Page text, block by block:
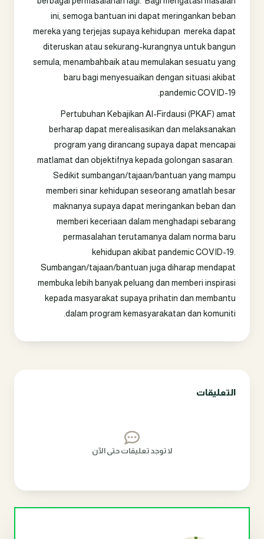
ini, semoga bantuan ini dapat meringankan beban
mereka yang terjejas supaya kehidupan mereka dapat
diteruskan atau sekurang-kurangnya untuk bangun
semula, menambahbaik atau memulakan sesuatu yang
baru bagi menyesuaikan dengan situasi akibat
pandemic COVID-19.
Pertubuhan Kebajikan Al-Firdausi (PKAF) amat
berharap dapat merealisasikan dan melaksanakan
program yang dirancang supaya dapat mencapai
matlamat dan objektifnya kepada golongan sasaran.
Sedikit sumbangan/tajaan/bantuan yang mampu
memberi sinar kehidupan seseorang amatlah besar
maknanya supaya dapat meringankan beban dan
memberi keceriaan dalam menghadapi sebarang
permasalahan terutamanya dalam norma baru
kehidupan akibat pandemic COVID-19
Sumbangan/tajaan/bantuan juga diharap mendapat
membuka lebih banyak peluang dan memberi inspirasi
kepada masyarakat supaya prihatin dan membantu
dalam program kemasyarakatan dan komuniti.
التعليقات
لا توجد تعليقات حتى الآن